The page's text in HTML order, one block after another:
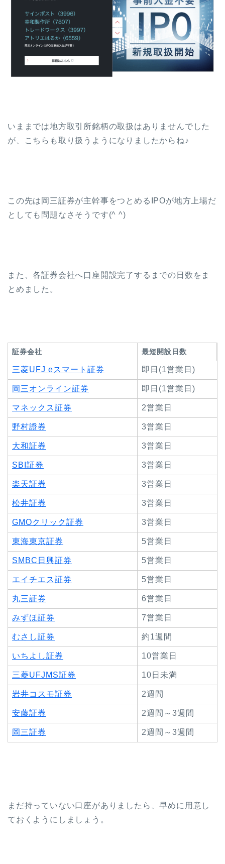
いままでは地方取引所銘柄の取扱はありませんでした
が、こちらも取り扱うようになりましたからね♪
この先は岡三証券が主幹事をつとめるIPOが地方上場だ
としても問題なさそうです(^ ^)
また、各証券会社へ口座開設完了するまでの日数をま
とめました。
証券会社 最短開設日数
三菱UFJ eスマート証券 即日(1営業日)
岡三オンライン証券 即日(1営業日)
マネックス証券 2営業日
野村證券 3営業日
大和証券 3営業日
SBI証券 3営業日
楽天証券 3営業日
松井証券 3営業日
GMOクリック証券 3営業日
東海東京証券 5営業日
SMBC日興証券 5営業日
エイチエス証券 5営業日
丸三証券 6営業日
みずほ証券 7営業日
むさし証券 約1週間
いちよし証券 10営業日
三菱UFJMS証券 10日未満
岩井コスモ証券 2週間
安藤証券 2週間～3週間
岡三証券 2週間～3週間
まだ持っていない口座がありましたら、早めに用意し
ておくようにしましょう。